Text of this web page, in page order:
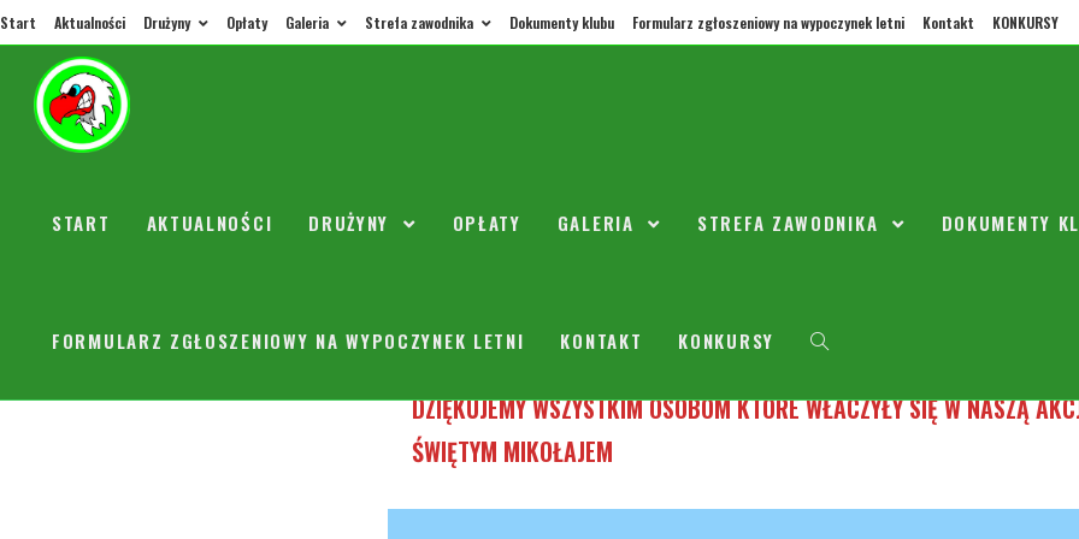
Start Aktualności Drużyny Opłaty Galeria Strefa zawodnika Dokumenty klubu Formularz zgłoszeniowy na wypoczynek letni Kontakt KONKURSY
START AKTUALNOŚCI DRUŻYNY OPŁATY GALERIA STREFA ZAWODNIKA DOKUMENTY
FORMULARZ ZGŁOSZENIOWY NA WYPOCZYNEK LETNI KONTAKT KONKURSY
aktualizacja 13-12-2019
DZIĘKUJEMY WSZYSTKIM OSOBOM KTÓRE WŁACZYŁY SIĘ W NASZĄ
ŚWIĘTYM MIKOŁAJEM